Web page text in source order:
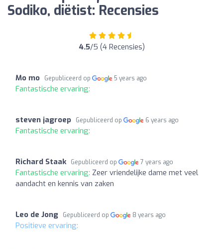
Sodiko, diëtist: Recensies
4.5/5 (4 Recensies)
Mo mo Gepubliceerd op 5 years ago
Fantastische ervaring:
steven jagroep Gepubliceerd op 6 years ago
Fantastische ervaring:
Richard Staak Gepubliceerd op 7 years ago
Fantastische ervaring: Zeer vriendelijke dame met veel
aandacht en kennis van zaken
Leo de Jong Gepubliceerd op 8 years ago
Positieve ervaring: